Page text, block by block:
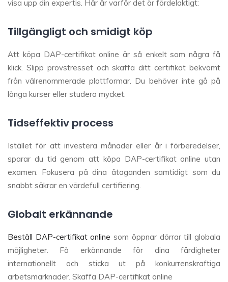
visa upp din expertis. Här är varför det är fördelaktigt:
Tillgängligt och smidigt köp
Att köpa DAP-certifikat online är så enkelt som några få
klick. Slipp provstresset och skaffa ditt certifikat bekvämt
från välrenommerade plattformar. Du behöver inte gå på
långa kurser eller studera mycket.
Tidseffektiv process
Istället för att investera månader eller år i förberedelser,
sparar du tid genom att köpa DAP-certifikat online utan
examen. Fokusera på dina åtaganden samtidigt som du
snabbt säkrar en värdefull certifiering.
Globalt erkännande
Beställ DAP-certifikat online som öppnar dörrar till globala
möjligheter. Få erkännande för dina färdigheter
internationellt och sticka ut på konkurrenskraftiga
arbetsmarknader. Skaffa DAP-certifikat online